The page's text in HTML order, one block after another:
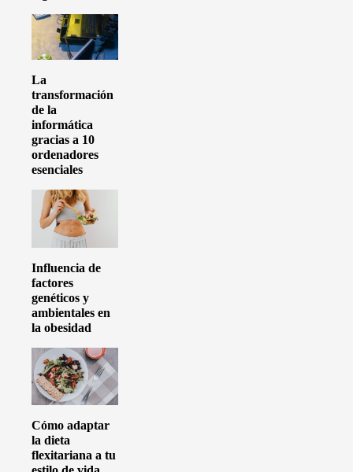
La
transformación
de la
informática
gracias a 10
ordenadores
esenciales
Influencia de
factores
genéticos y
ambientales en
la obesidad
Cómo adaptar
la dieta
flexitariana a tu